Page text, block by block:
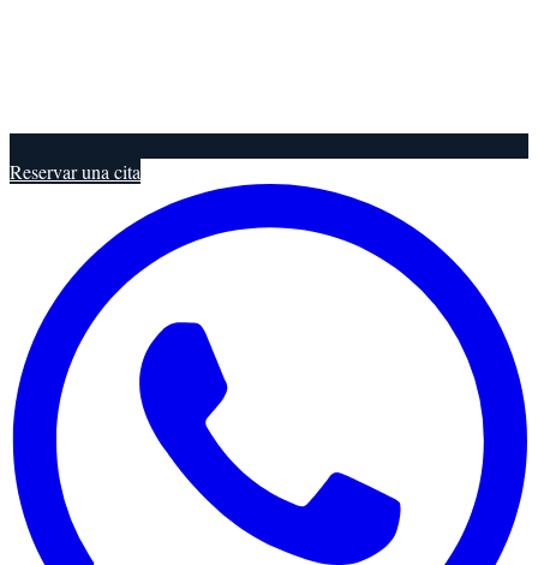
Reservar una cita